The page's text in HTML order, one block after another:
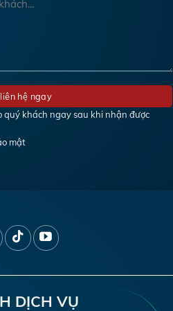
quý khách ngay sau khi nhận được
mật
DỊCH VỤ